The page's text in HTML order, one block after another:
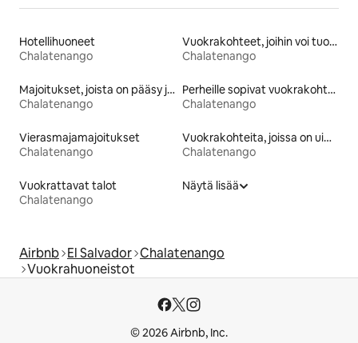
Hotellihuoneet
Chalatenango
Vuokrakohteet, joihin voi tuoda lemmikin
Chalatenango
Majoitukset, joista on pääsy järvelle
Chalatenango
Perheille sopivat vuokrakohteet
Chalatenango
Vierasmajamajoitukset
Chalatenango
Vuokrakohteita, joissa on uima-allas
Chalatenango
Vuokrattavat talot
Chalatenango
Näytä lisää
Airbnb El Salvador Chalatenango
Vuokrahuoneistot
© 2026 Airbnb, Inc.